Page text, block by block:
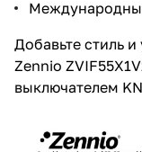
Добавьте стиль
Zennio
выключателем